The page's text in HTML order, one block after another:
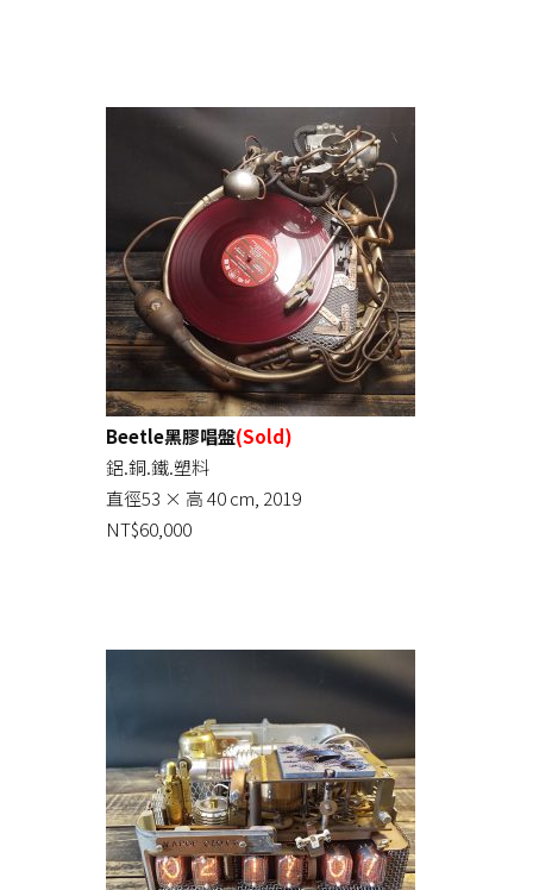
Beetle黑膠唱盤(Sold)
鋁.銅.鐵.塑料
直徑53 × 高 40 cm, 2019
NT$60,000